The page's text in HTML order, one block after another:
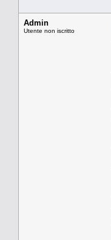
Admin
Utente non iscritto